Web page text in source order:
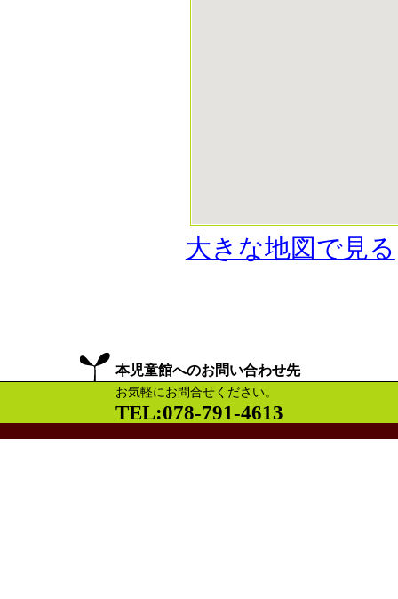
大きな地図で見る
本児童館へのお問い合わせ先
お気軽にお問合せください。
TEL:078-791-4613